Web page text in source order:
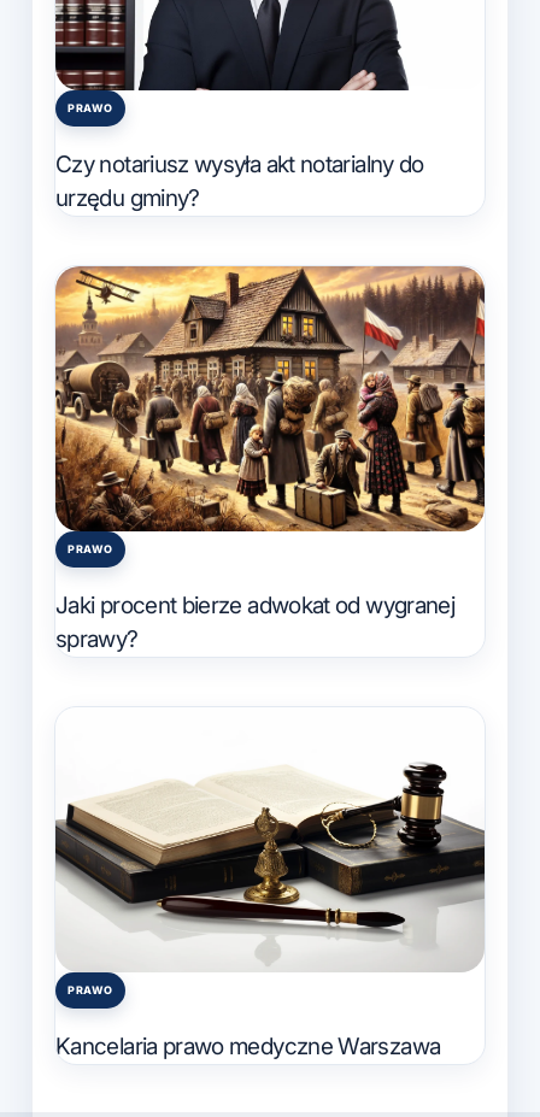
Posted
PRAWO
Czy notariusz wysyła akt notarialny do
urzędu gminy?
Posted
PRAWO
Jaki procent bierze adwokat od wygranej
sprawy?
Posted
PRAWO
Kancelaria prawo medyczne Warszawa